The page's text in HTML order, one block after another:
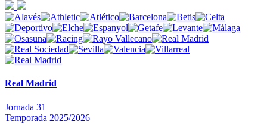
Real Madrid
Jornada 31
Temporada 2025/2026